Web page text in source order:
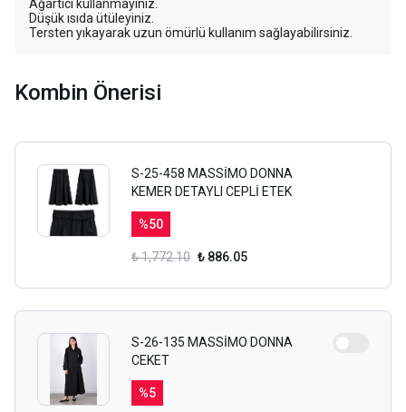
Ağartıcı kullanmayınız.
Düşük ısıda ütüleyiniz.
Tersten yıkayarak uzun ömürlü kullanım sağlayabilirsiniz.
Kombin Önerisi
S-25-458 MASSİMO DONNA
KEMER DETAYLI CEPLİ ETEK
%50
₺ 1,772.10 ₺ 886.05
S-26-135 MASSİMO DONNA
CEKET
%5